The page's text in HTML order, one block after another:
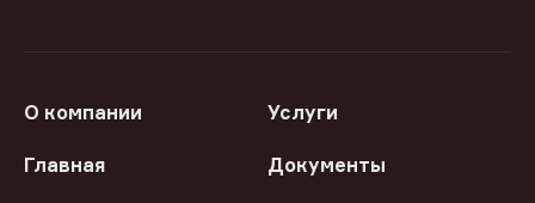
О компании Услуги
Главная Документы